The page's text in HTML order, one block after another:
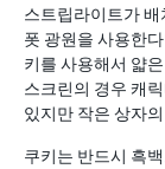
스트립라이트가
폿 광원을 사용한
키를 사용해서 얇
스크린의 경우 캐
있지만 작은 상자
쿠키는 반드시 흑